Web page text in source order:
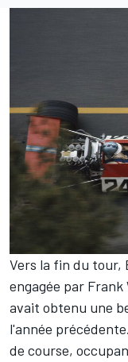
Vers la fin du tour,
engagée par
avait obtenu une
l'année
de course,